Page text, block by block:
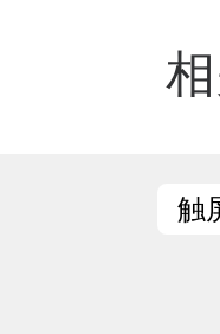
点纷呈
开展奖触